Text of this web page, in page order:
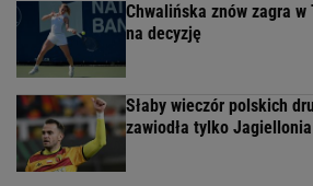
Chwalińska znów zagra w
na decyzję
Słaby wieczór polskich
zawiodła tylko Jagiellonia